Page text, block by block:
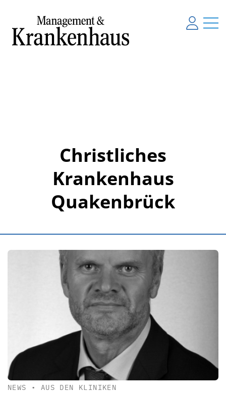
Christliches
Krankenhaus
Quakenbrück
NEWS • AUS DEN KLINIKEN